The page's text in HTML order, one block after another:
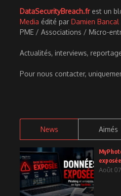
DataSecurityBreach.frest un
Media édité par Damien Bancal
PME / Associations / Micro-
Actualités, interviews,
Pour nous contacter,
News Aimés
exposée
Août